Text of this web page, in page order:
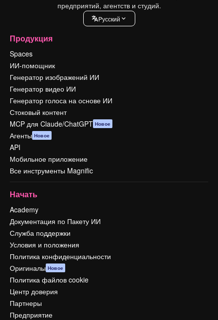
предприятий, агентств и студий.
Pусский
Продукция
Spaces
ИИ-помощник
Генератор изображений ИИ
Генератор видео ИИ
Генератор голоса на основе ИИ
Стоковый контент
MCP для Claude/ChatGPT Новое
Агенты Новое
API
Мобильное приложение
Все инструменты Magnific
Начать
Academy
Документация по Пакету ИИ
Служба поддержки
Условия и положения
Политика конфиденциальности
Оригиналы Новое
Политика файлов cookie
Центр доверия
Партнеры
Предприятие